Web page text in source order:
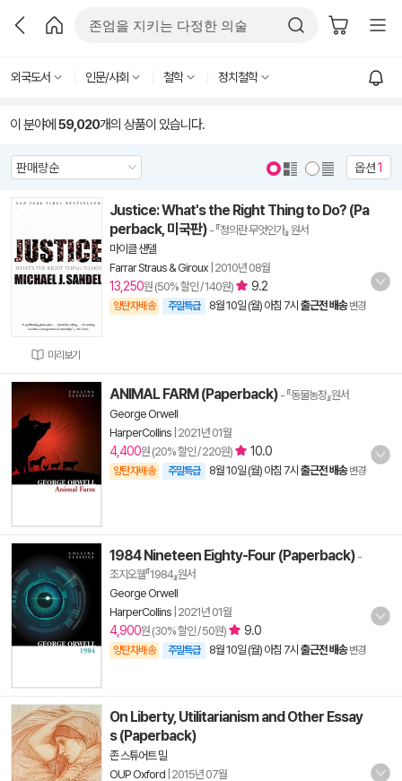
외국도서 인문/사회 철학 정치철학
이 분야에 59,020개의 상품이 있습니다.
옵션1
미리보기
Justice: What's the Right Thing to Do? (Pa
perback, 미국판) - 『정의란 무엇인가』 원서
마이클 샌델
Farrar Straus & Giroux 2010년 08월
13,250원 (50% 할인 / 140원) 9.2
양탄자배송 주말특급 8월 10일 (월) 아침 7시 출근전 배송 변경
ANIMAL FARM (Paperback) - 『동물농장』원서
George Orwell
HarperCollins 2021년 01월
4,400원 (20% 할인 / 220원) 10.0
양탄자배송 주말특급 8월 10일 (월) 아침 7시 출근전 배송 변경
1984 Nineteen Eighty-Four (Paperback) -
조지오웰『1984』원서
George Orwell
HarperCollins 2021년 01월
4,900원 (30% 할인 / 50원) 9.0
양탄자배송 주말특급 8월 10일 (월) 아침 7시 출근전 배송 변경
On Liberty, Utilitarianism and Other Essay
s (Paperback)
존 스튜어트 밀
OUP Oxford 2015년 07월